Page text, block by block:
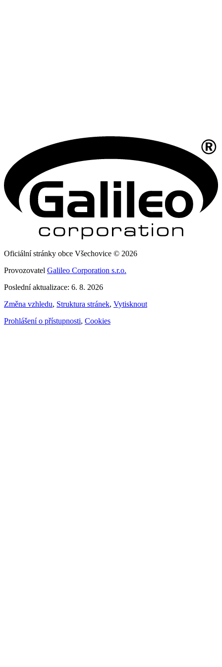
Oficiální stránky obce Všechovice © 2026
Provozovatel Galileo Corporation s.r.o.
Poslední aktualizace: 6. 8. 2026
Změna vzhledu, Struktura stránek, Vytisknout
Prohlášení o přístupnosti, Cookies